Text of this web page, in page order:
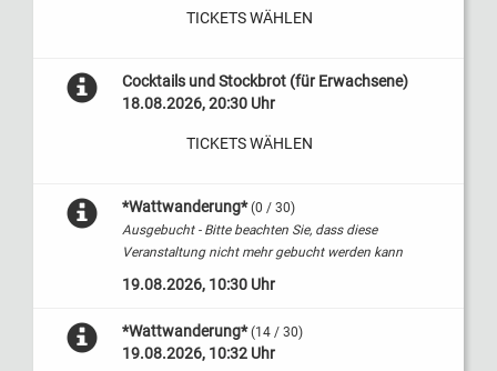
TICKETS WÄHLEN
Cocktails und Stockbrot (für Erwachsene)
18.08.2026, 20:30 Uhr
TICKETS WÄHLEN
*Wattwanderung* (0 / 30)
Ausgebucht - Bitte beachten Sie, dass diese
Veranstaltung nicht mehr gebucht werden kann
19.08.2026, 10:30 Uhr
*Wattwanderung* (14 / 30)
19.08.2026, 10:32 Uhr